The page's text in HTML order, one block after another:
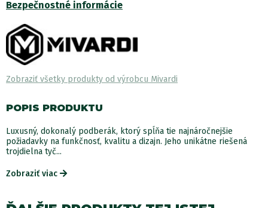
Bezpečnostné informácie
Zobraziť všetky produkty od výrobcu Mivardi
POPIS PRODUKTU
Luxusný, dokonalý podberák, ktorý spĺňa tie najnáročnejšie
požiadavky na funkčnosť, kvalitu a dizajn. Jeho unikátne riešená
trojdielna tyč...
Zobraziť viac